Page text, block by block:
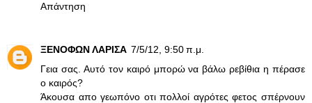
Απάντηση
ΞΕΝΟΦΩΝ ΛΑΡΙΣΑ 7/5/12, 9:50 π.μ.
Γεια σας. Αυτό τον καιρό μπορώ να βάλω ρεβίθια η πέρασε
ο καιρός?
Άκουσα απο γεωπόνο οτι πολλοί αγρότες φετος σπέρνουν